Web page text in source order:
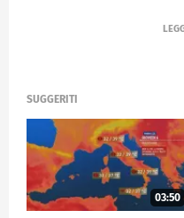
SUGGERITI
03:50